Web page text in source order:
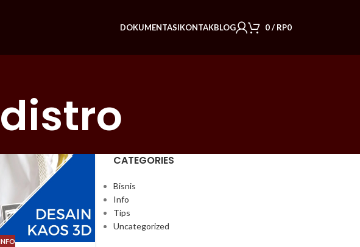
DOKUMENTASIKONTAKBLOG 0/ RP0
CATEGORIES
Bisnis
Info
Tips
Uncategorized